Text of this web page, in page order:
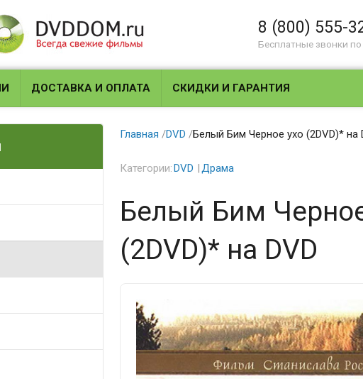
8 (800) 555-
Бесплатные звонки
ДОСТАВКА И ОПЛАТА СКИДКИ И ГАРАНТИЯ
Главная /DVD /Белый Бим Черное ухо (2DVD)* на
Категории:DVD Драма
Белый Бим
(2DVD)* на DVD